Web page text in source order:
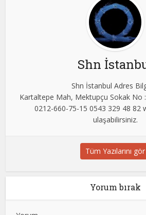
Shn
Shn İstanbul Adres
Kartaltepe Mah, Mektupçu Sokak No
0212-660-75-15 0543 329 48 82
ulaşabilirsiniz.
Tüm Yazılarını gör
Yorum bırak